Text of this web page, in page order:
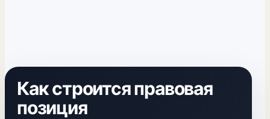
Как строится правовая
позиция